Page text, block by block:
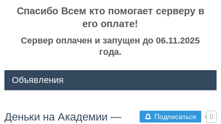
Спасибо Всем кто помогает серверу в
его оплате!
Сервер оплачен и запущен до 06.11.2025
года.
Объявления
Подписаться 0
Деньки на Академии —